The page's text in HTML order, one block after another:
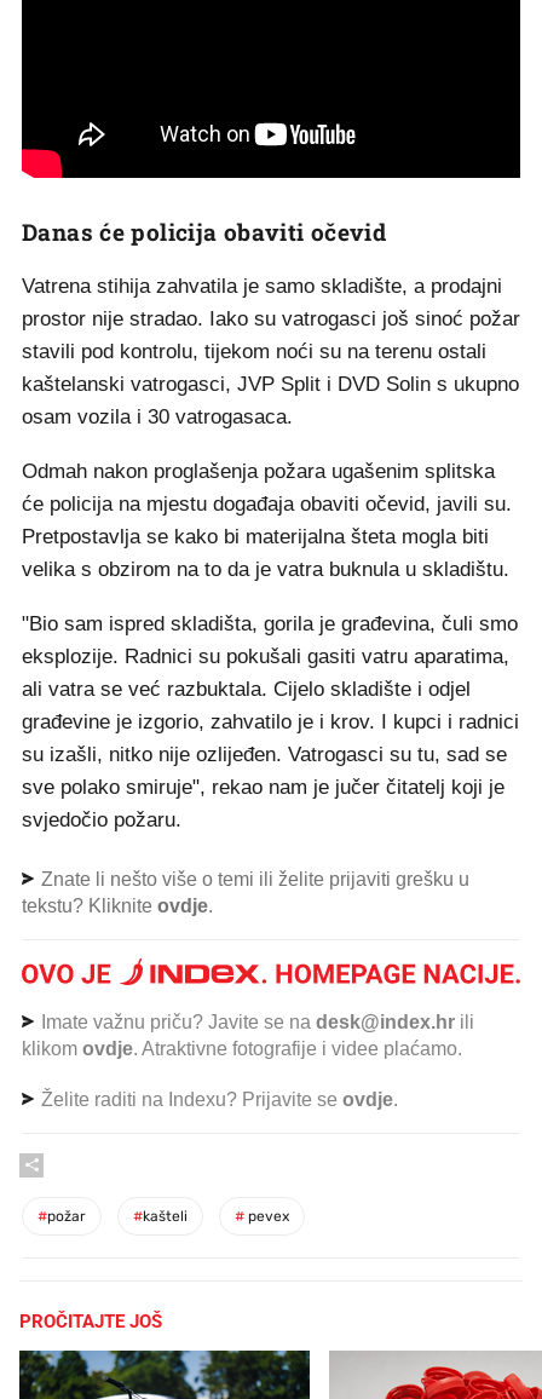
Danas će policija obaviti očevid
Vatrena stihija zahvatila je samo skladište, a prodajni
prostor nije stradao. Iako su vatrogasci još sinoć požar
stavili pod kontrolu, tijekom noći su na terenu ostali
kaštelanski vatrogasci, JVP Split i DVD Solin s ukupno
osam vozila i 30 vatrogasaca.
Odmah nakon proglašenja požara ugašenim splitska
će policija na mjestu događaja obaviti očevid, javili su.
Pretpostavlja se kako bi materijalna šteta mogla biti
velika s obzirom na to da je vatra buknula u skladištu.
"Bio sam ispred skladišta, gorila je građevina, čuli smo
eksplozije. Radnici su pokušali gasiti vatru aparatima,
ali vatra se već razbuktala. Cijelo skladište i odjel
građevine je izgorio, zahvatilo je i krov. I kupci i radnici
su izašli, nitko nije ozlijeđen. Vatrogasci su tu, sad se
sve polako smiruje", rekao nam je jučer čitatelj koji je
svjedočio požaru.
Znate li nešto više o temi ili želite prijaviti grešku u
tekstu? Kliknite ovdje.
Imate važnu priču? Javite se na desk@index.hr ili
klikom ovdje. Atraktivne fotografije i videe plaćamo.
Želite raditi na Indexu? Prijavite se ovdje.
#požar #kašteli # pevex
PROČITAJTE JOŠ